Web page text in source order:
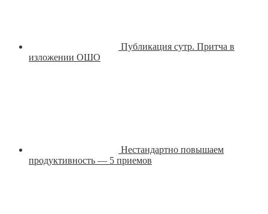
Публикация сутр. Притча в
изложении ОШО
Нестандартно повышаем
продуктивность — 5 приемов